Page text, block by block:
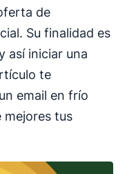
de
Su finalidad es
así iniciar una
te
email en frío
mejores tus